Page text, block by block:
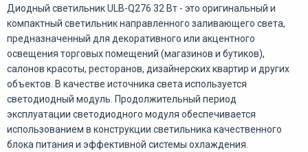
Диодный светильник ULB-Q276 32 Вт - это оригинальный и
компактный светильник направленного заливающего света,
предназначенный для декоративного или акцентного
освещения торговых помещений (магазинов и бутиков),
салонов красоты, ресторанов, дизайнерских квартир и других
объектов. В качестве источника света используется
светодиодный модуль. Продолжительный период
эксплуатации светодиодного модуля обеспечивается
использованием в конструкции светильника качественного
блока питания и эффективной системы охлаждения.